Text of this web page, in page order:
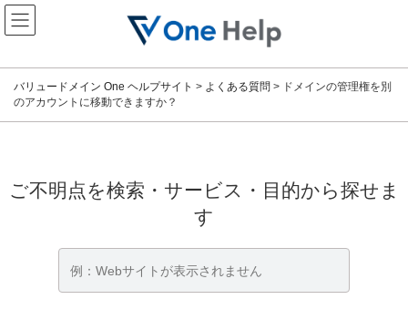
コ
ン
テ
ツ
キ
ナ
ビ
ゲ
シ
に
バリュードメイン One ヘルプサイト > よくある質問 > ドメインの管理権を別
のアカウントに移動できますか？
ご不明点を検索・サービス・目的から探せま
す